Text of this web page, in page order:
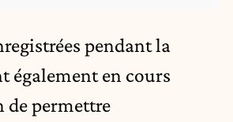
pendant la
également en cours
de permettre